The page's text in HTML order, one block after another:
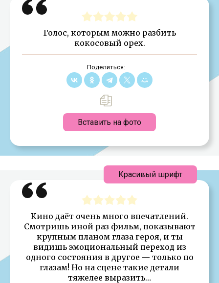
Голос, которым можно разбить
кокосовый орех.
Поделиться:
Вставить на фото
Кино даёт очень много впечатлений.
Смотришь иной раз фильм, показывают
крупным планом глаза героя, и ты
видишь эмоциональный переход из
одного состояния в другое — только по
глазам! Но на сцене такие детали
тяжелее выразить…
Красивый шрифт